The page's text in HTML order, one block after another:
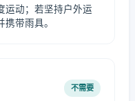
运动；若坚持户外运
带雨具。
不需要